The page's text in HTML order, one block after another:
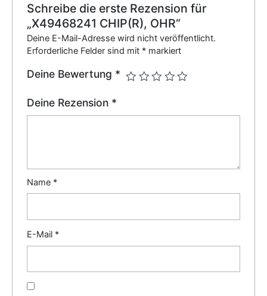
Schreibe die erste Rezension für
„X49468241 CHIP(R), OHR“
Deine E-Mail-Adresse wird nicht veröffentlicht.
Erforderliche Felder sind mit * markiert
Deine Bewertung *
Deine Rezension *
Name *
E-Mail *